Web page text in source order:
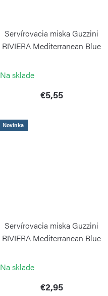
Servírovacia miska Guzzini
RIVIERA Mediterranean Blue
Na sklade
€5,55
Novinka
Servírovacia miska Guzzini
RIVIERA Mediterranean Blue
Na sklade
€2,95